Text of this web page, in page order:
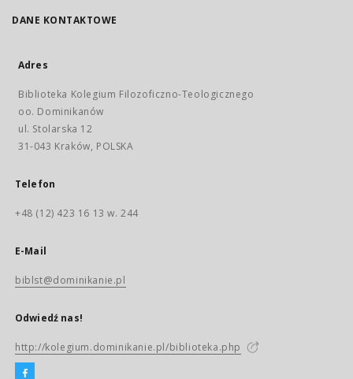
DANE KONTAKTOWE
Adres
Biblioteka Kolegium Filozoficzno-Teologicznego
oo. Dominikanów
ul. Stolarska 12
31-043 Kraków, POLSKA
Telefon
+48 (12) 423 16 13 w. 244
E-Mail
biblst@dominikanie.pl
Odwiedź nas!
http://kolegium.dominikanie.pl/biblioteka.php